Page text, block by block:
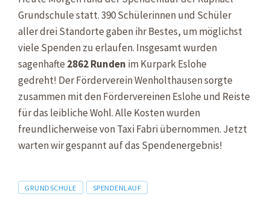
Grundschule statt. 390 Schülerinnen und Schüler
aller drei Standorte gaben ihr Bestes, um möglichst
viele Spenden zu erlaufen. Insgesamt wurden
sagenhafte 2862 Runden im Kurpark Eslohe
gedreht! Der Förderverein Wenholthausen sorgte
zusammen mit den Fördervereinen Eslohe und Reiste
für das leibliche Wohl. Alle Kosten wurden
freundlicherweise von Taxi Fabri übernommen. Jetzt
warten wir gespannt auf das Spendenergebnis!
Tags
GRUNDSCHULE SPENDENLAUF